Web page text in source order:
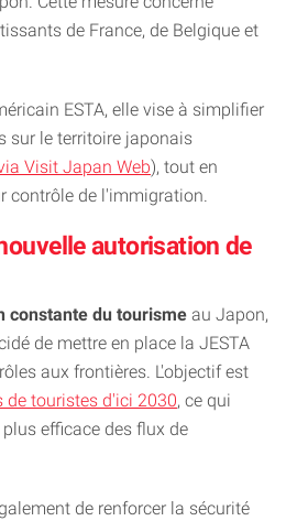
de France, de Belgique et
ESTA, elle vise à simplifier
sur le territoire japonais
Visit Japan Web), tout en
contrôle de l'immigration.
autorisation de
constante du tourisme au Japon,
de mettre en place la JESTA
aux frontières. L'objectif est
de touristes d'ici 2030, ce qui
efficace des flux de
de renforcer la sécurité